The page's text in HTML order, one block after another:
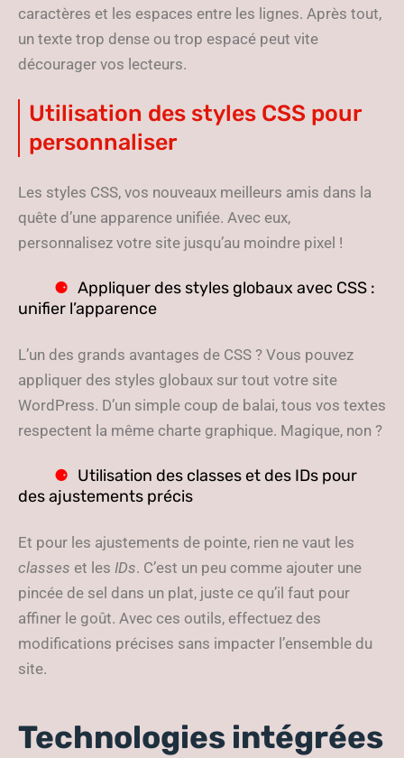
caractères et les espaces entre les lignes. Après tout,
un texte trop dense ou trop espacé peut vite
décourager vos lecteurs.
Utilisation des styles CSS pour
personnaliser
Les styles CSS, vos nouveaux meilleurs amis dans la
quête d’une apparence unifiée. Avec eux,
personnalisez votre site jusqu’au moindre pixel !
Appliquer des styles globaux avec CSS :
unifier l’apparence
L’un des grands avantages de CSS ? Vous pouvez
appliquer des styles globaux sur tout votre site
WordPress. D’un simple coup de balai, tous vos textes
respectent la même charte graphique. Magique, non ?
Utilisation des classes et des IDs pour
des ajustements précis
Et pour les ajustements de pointe, rien ne vaut les
classes et les IDs. C’est un peu comme ajouter une
pincée de sel dans un plat, juste ce qu’il faut pour
affiner le goût. Avec ces outils, effectuez des
modifications précises sans impacter l’ensemble du
site.
Technologies intégrées